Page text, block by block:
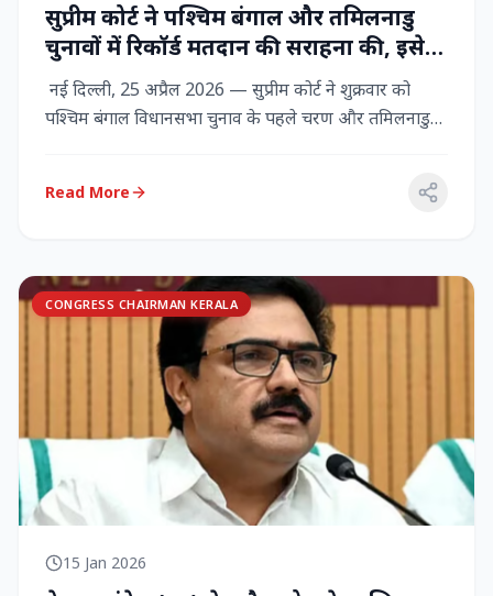
सुप्रीम कोर्ट ने पश्चिम बंगाल और तमिलनाडु
चुनावों में रिकॉर्ड मतदान की सराहना की, इसे
नागरिक शक्ति का प्रदर्शन बताया
नई दिल्ली, 25 अप्रैल 2026 — सुप्रीम कोर्ट ने शुक्रवार को
पश्चिम बंगाल विधानसभा चुनाव के पहले चरण और तमिलनाडु
Read More
CONGRESS CHAIRMAN KERALA
15 Jan 2026